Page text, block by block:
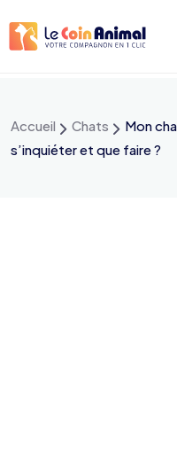
au
Accueil Chats
Mon
s’inquiéter et que faire ?